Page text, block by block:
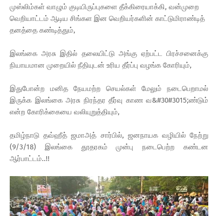
முஸ்லிம்கள் வாழும் குடியிருப்புகளை தீக்கிரையாக்கி, வன்முறை
வெறியாட்டம் ஆடிய சிங்கள இன வெறியர்களின் காட்டுமிராண்டித்
தனத்தை கண்டித்தும்,
இலங்கை அரசு இதில் தலையிட்டு அங்கு ஏற்பட்ட பிரச்சனைக்கு
நியாயமான முறையில் நீதியுடன் உரிய தீர்ப்பு வழங்க கோரியும்,
இதுபோன்ற மனித நேயமற்ற செயல்கள் மேலும் நடைபெறாமல்
இருக்க இலங்கை அரசு நிரந்தர தீர்வு காண வ&#30#3015;ண்டும்
என்ற கோரிக்கையை வலியுறுத்தியும்,
தமிழ்நாடு தவ்ஹீத் ஜமாஅத் சார்பில், ஜனநாயக வழியில் நேற்று
(9/3/18) இலங்கை தூதரகம் முன்பு நடைபெற்ற கண்டன
ஆர்பாட்டம்..!!